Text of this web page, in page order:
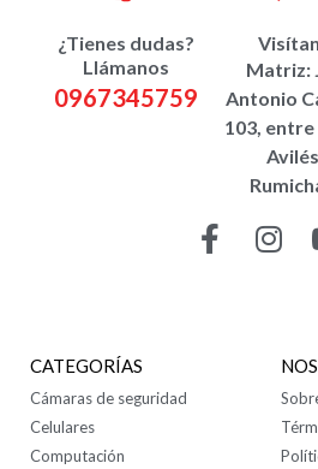
¿Tienes dudas?
Llámanos
0967345759
Matriz:
Antonio
103, entre
CATEGORÍAS
Cámaras de seguridad
Celulares
Computación